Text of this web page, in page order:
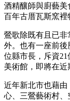
酒精釀師與廚藝
百年古厝瓦斯窯裡
鶯歌除既有且已非
外。也有一座前
位縣市長，斥資
美術館，即將在近
近年新北市也藉由
心、三鶯藝術村